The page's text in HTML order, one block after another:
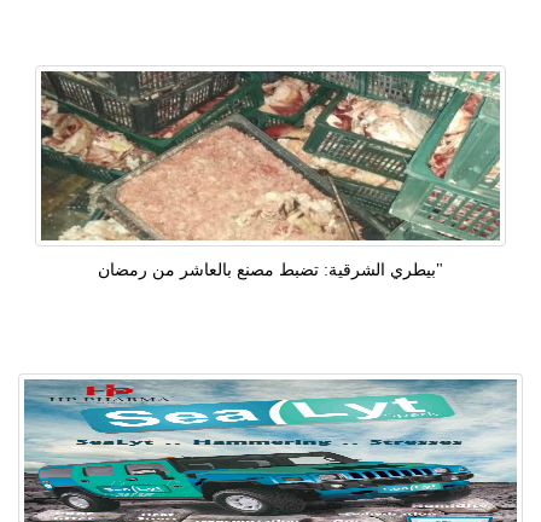
"بيطري الشرقية: تضبط مصنع بالعاشر من رمضان